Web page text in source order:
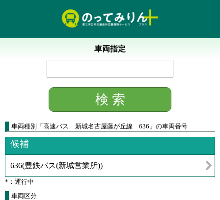
車両指定
車両種別 「 高速バス 新城名古屋藤が丘線 636 」 の車両番号
候補
636(豊鉄バス(新城営業所))
*：運行中
車両区分